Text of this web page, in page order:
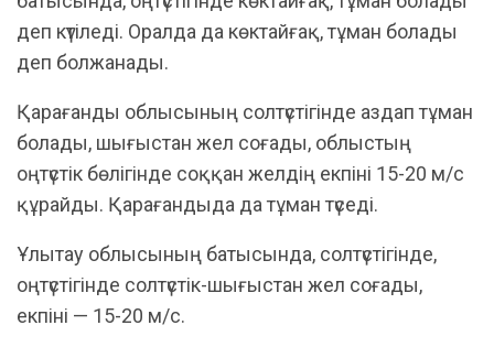
деп күтіледі. Оралда да көктайғақ, тұман болады
деп болжанады.
Қарағанды облысының солтүстігінде аздап тұман
болады, шығыстан жел соғады, облыстың
оңтүстік бөлігінде соққан желдің екпіні 15-20 м/с
құрайды. Қарағандыда да тұман түседі.
Ұлытау облысының батысында, солтүстігінде,
оңтүстігінде солтүстік-шығыстан жел соғады,
екпіні — 15-20 м/с.